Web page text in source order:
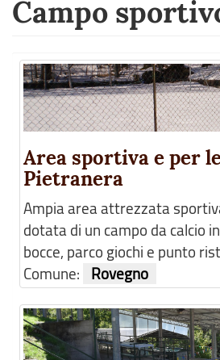
Campo
Area sportiva e per
Pietranera
Ampia area attrezzata
dotata di un campo da calcio
bocce, parco giochi e punto
Comune:
Rovegno